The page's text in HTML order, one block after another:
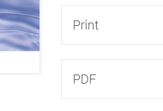
Print
PDF